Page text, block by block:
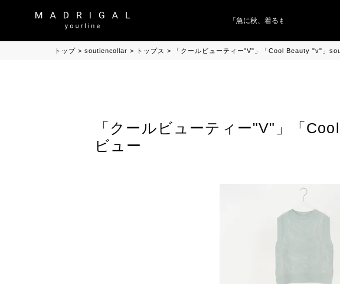
「急に秋、着るものがない」 「
トップ soutiencollar トップス 「クールビューティー"V"」「Cool Beauty "v"」
「クールビューティー"V"」「
ビュー